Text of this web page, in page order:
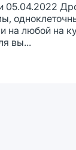
05.04.2022
на любой на
вы...